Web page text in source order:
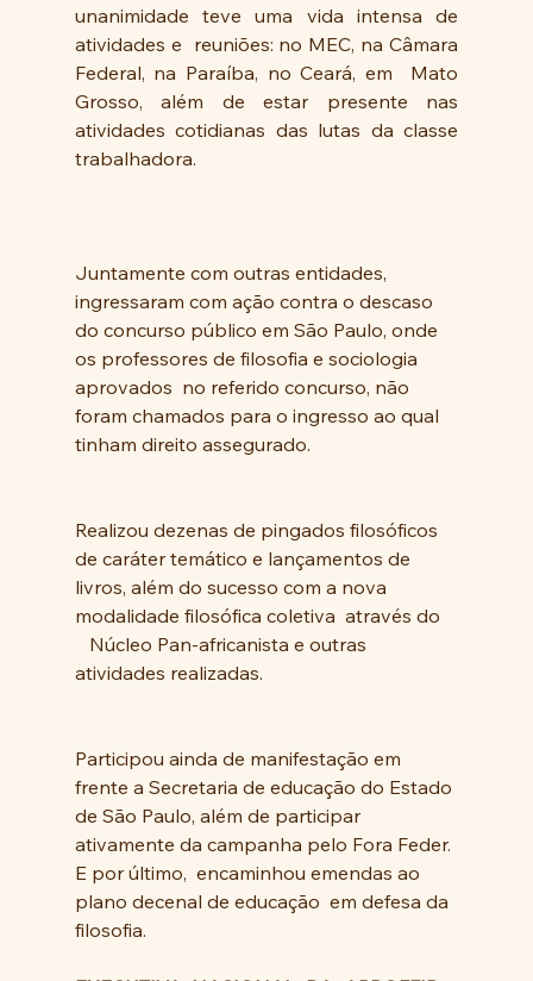
unanimidade teve uma vida intensa de
atividades e  reuniões: no MEC, na Câmara
Federal, na Paraíba, no Ceará, em  Mato
Grosso, além de estar presente nas
atividades cotidianas das lutas da classe
trabalhadora.
Juntamente com outras entidades,
ingressaram com ação contra o descaso
do concurso público em São Paulo, onde
os professores de filosofia e sociologia
aprovados  no referido concurso, não
foram chamados para o ingresso ao qual
tinham direito assegurado.
Realizou dezenas de pingados filosóficos
de caráter temático e lançamentos de
livros, além do sucesso com a nova
modalidade filosófica coletiva  através do
Núcleo Pan-africanista e outras
atividades realizadas.
Participou ainda de manifestação em
frente a Secretaria de educação do Estado
de São Paulo, além de participar
ativamente da campanha pelo Fora Feder.
E por último,  encaminhou emendas ao
plano decenal de educação  em defesa da
filosofia.